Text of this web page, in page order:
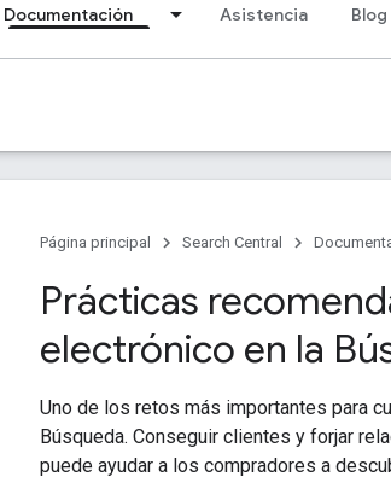
Documentación Asistencia Blog
Página principal Search Central
Prácticas
electrónico en la
Uno de los retos más importantes para
Búsqueda. Conseguir clientes y forjar
puede ayudar a los compradores a